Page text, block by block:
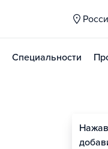
Специальности